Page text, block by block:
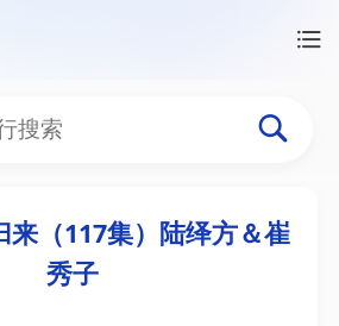
她归来（117集
来（117集）陆绎方＆崔
秀子